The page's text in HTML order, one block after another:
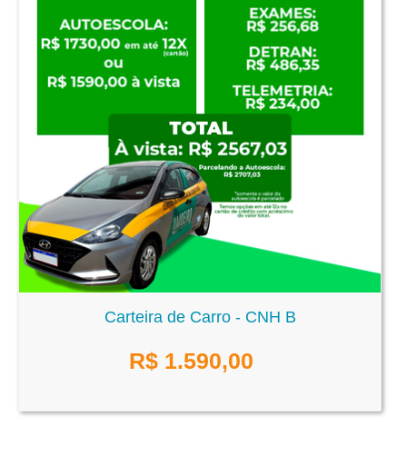
Carteira de Carro - CNH B
R$ 1.590,00